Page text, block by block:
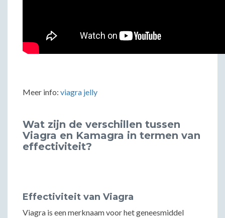
Meer info: viagra jelly
Wat zijn de verschillen tussen
Viagra en Kamagra in termen van
effectiviteit?
Effectiviteit van Viagra
Viagra is een merknaam voor het geneesmiddel